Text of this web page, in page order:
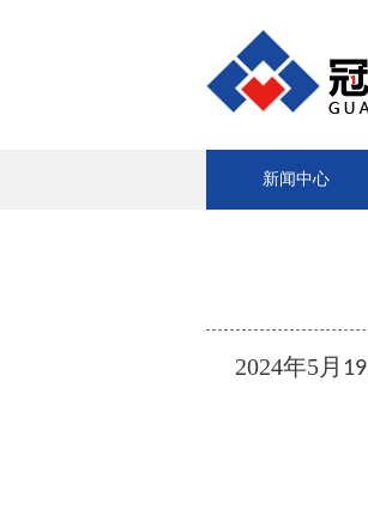
新闻中心
2024年5月 19